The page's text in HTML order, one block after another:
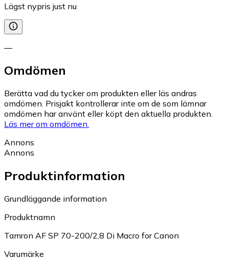
Lägst nypris just nu
—
Omdömen
Berätta vad du tycker om produkten eller läs andras
omdömen. Prisjakt kontrollerar inte om de som lämnar
omdömen har använt eller köpt den aktuella produkten.
Läs mer om omdömen.
Annons
Annons
Produktinformation
Grundläggande information
Produktnamn
Tamron AF SP 70-200/2,8 Di Macro for Canon
Varumärke